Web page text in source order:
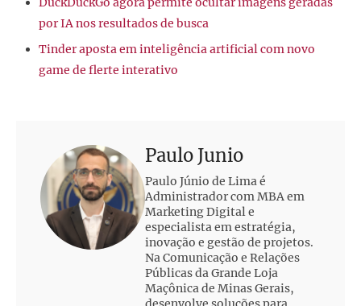
por IA nos resultados de busca
Tinder aposta em inteligência artificial com novo
game de flerte interativo
Paulo Junio
Paulo Júnio de Lima é
Administrador com MBA em
Marketing Digital e
especialista em estratégia,
inovação e gestão de projetos.
Na Comunicação e Relações
Públicas da Grande Loja
Maçônica de Minas Gerais,